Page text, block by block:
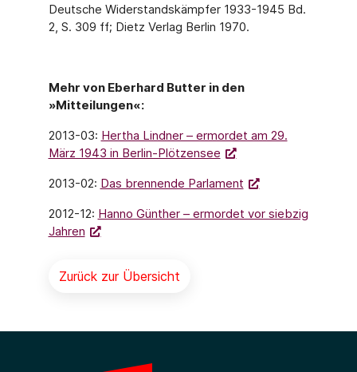
Deutsche Widerstandskämpfer 1933-1945 Bd.
2, S. 309 ff; Dietz Verlag Berlin 1970.
Mehr von Eberhard Butter in den
»Mitteilungen«:
2013-03: Hertha Lindner – ermordet am 29.
März 1943 in Berlin-Plötzensee
2013-02: Das brennende Parlament
2012-12: Hanno Günther – ermordet vor siebzig
Jahren
Zurück zur Übersicht